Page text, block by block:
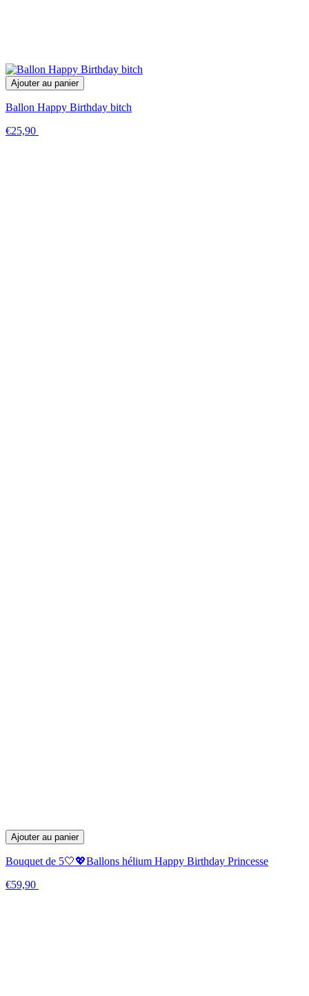
Ajouter au panier
Ballon Happy Birthday bitch
€25,90
Ajouter au panier
Bouquet de 5🤍💖Ballons hélium Happy Birthday Princesse
€59,90